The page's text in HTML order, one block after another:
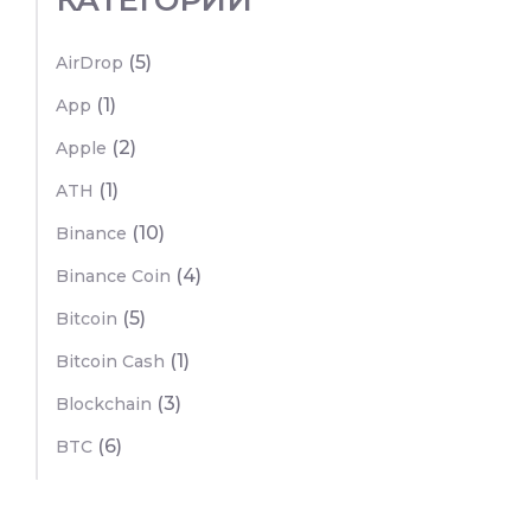
AirDrop (5)
App (1)
Apple (2)
ATH (1)
Binance (10)
Binance Coin (4)
Bitcoin (5)
Bitcoin Cash (1)
Blockchain (3)
BTC (6)